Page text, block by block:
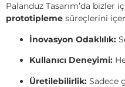
Palanduz Tasarım’da bizler
prototipleme süreçlerini
İnovasyon Odaklılık:
Kullanıcı Deneyimi:
Üretilebilirlik: Sadece